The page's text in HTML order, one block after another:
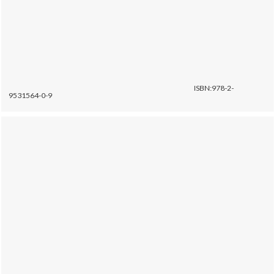
ISBN:978-2-
9531564-0-9